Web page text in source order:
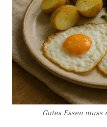
Gutes Essen